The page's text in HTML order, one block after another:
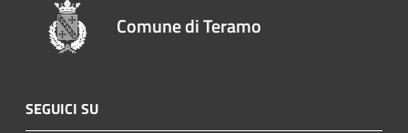
Comune di Teramo
SEGUICI SU